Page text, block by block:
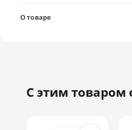
О товаре
С этим товаром